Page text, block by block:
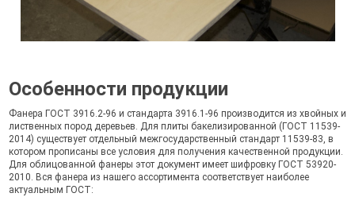
Особенности продукции
Фанера ГОСТ 3916.2-96 и стандарта 3916.1-96 производится из хвойных и
лиственных пород деревьев. Для плиты бакелизированной (ГОСТ 11539-
2014) существует отдельный межгосударственный стандарт 11539-83, в
котором прописаны все условия для получения качественной продукции.
Для облицованной фанеры этот документ имеет шифровку ГОСТ 53920-
2010. Вся фанера из нашего ассортимента соответствует наиболее
актуальным ГОСТ: